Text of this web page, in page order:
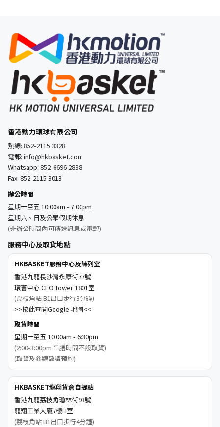
香港動力環球有限公司
熱線: 852-2115 3328
電郵: info@hkbasket.com
Whatsapp: 852-6696 2838
Fax: 852-2115 3013
辦公時間
星期一至五 10:00am - 7:00pm
星期六、日及公眾假期休息
(非辦公時間內可傳送訊息或電郵)
服務中心及取貨地點
HKBASKET服務中心及陳列室
香港九龍長沙灣永康街77號
環薈中心 CEO Tower 1801室
(荔枝角站 B1出口步行3分鐘)
>>按此查閱Google 地圖<<
取貨時間
星期一至五 10:00am - 6:30pm
(2:00-3:00pm 午膳時間不設取貨)
(取貨及參觀敬請預約)
HKBASKET龍翔貨倉自提點
香港九龍荔枝角瓊林街93號
龍翔工業大廈7樓H室
(荔枝角站 B1出口步行4分鐘)